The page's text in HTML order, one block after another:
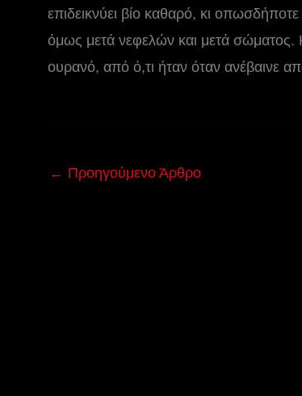
επιδεικνύει βίο καθαρό, κι
όμως μετά νεφελών και μετά σώματος.
ουρανό, από ό,τι ήταν όταν ανέβαινε
← Προηγούμενο Άρθρο